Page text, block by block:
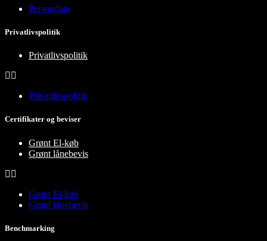
Persondata
Privatlivspolitik
Privatlivspolitik
Privatlivspolitik
Certifikater og beviser
Grønt El-køb
Grønt lånebevis
Grønt El-køb
Grønt lånebevis
Benchmarking